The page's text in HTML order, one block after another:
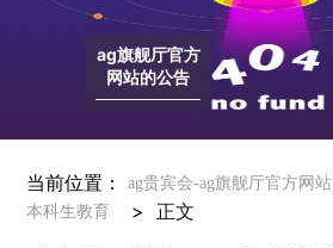
ag旗舰厅官方
网站的公告
当前位置： ag贵宾会-ag旗舰厅官方网站
本科生教育 > 正文